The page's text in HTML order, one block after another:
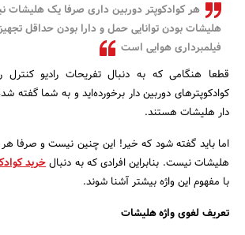
هر کوادکوپتر دوربین داری صرفا یک هلیشات
هلیشات بودن توانایی حمل و دارا بودن حداقل
فیلمبرداری هوایی است
قطعا هنگامی که به دنبال تفریحات رادیو کنترل
کوادکوپترهای دوربین دار برخورده‌اید و به شما گفته
دار هلیشات هستند.
اما باید گفته شود که خیر! این چنین نیست و صرفا هر
هلیشات نیست. بنابراین افرادی که به دنبالخرید
با مفهوم این واژه بیشتر آشنا شوند.
تعریف لغوی واژه هلیشات